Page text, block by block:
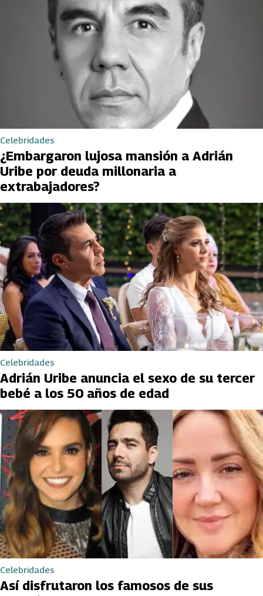
Celebridades
¿Embargaron lujosa mansión a Adrián
Uribe por deuda millonaria a
extrabajadores?
Celebridades
Adrián Uribe anuncia el sexo de su tercer
bebé a los 50 años de edad
Celebridades
Así disfrutaron los famosos de sus